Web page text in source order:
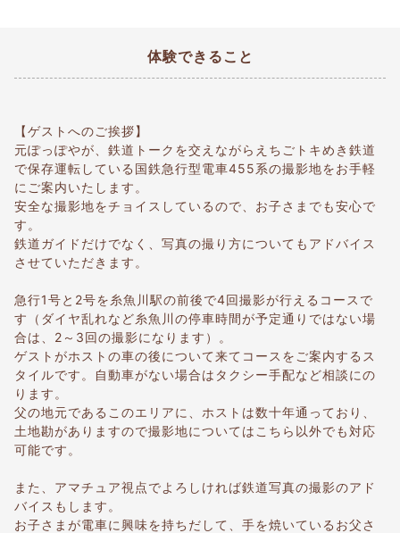
体験できること
【ゲストへのご挨拶】
元ぽっぽやが、鉄道トークを交えながらえちごトキめき鉄道
で保存運転している国鉄急行型電車455系の撮影地をお手軽
にご案内いたします。
安全な撮影地をチョイスしているので、お子さまでも安心で
す。
鉄道ガイドだけでなく、写真の撮り方についてもアドバイス
させていただきます。
急行1号と2号を糸魚川駅の前後で4回撮影が行えるコースで
す（ダイヤ乱れなど糸魚川の停車時間が予定通りではない場
合は、2～3回の撮影になります）。
ゲストがホストの車の後について来てコースをご案内するス
タイルです。自動車がない場合はタクシー手配など相談にの
ります。
父の地元であるこのエリアに、ホストは数十年通っており、
土地勘がありますので撮影地についてはこちら以外でも対応
可能です。
また、アマチュア視点でよろしければ鉄道写真の撮影のアド
バイスもします。
お子さまが電車に興味を持ちだして、手を焼いているお父さ